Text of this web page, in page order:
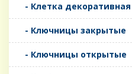
- Клетка декоративная
- Ключницы закрытые
- Ключницы открытые